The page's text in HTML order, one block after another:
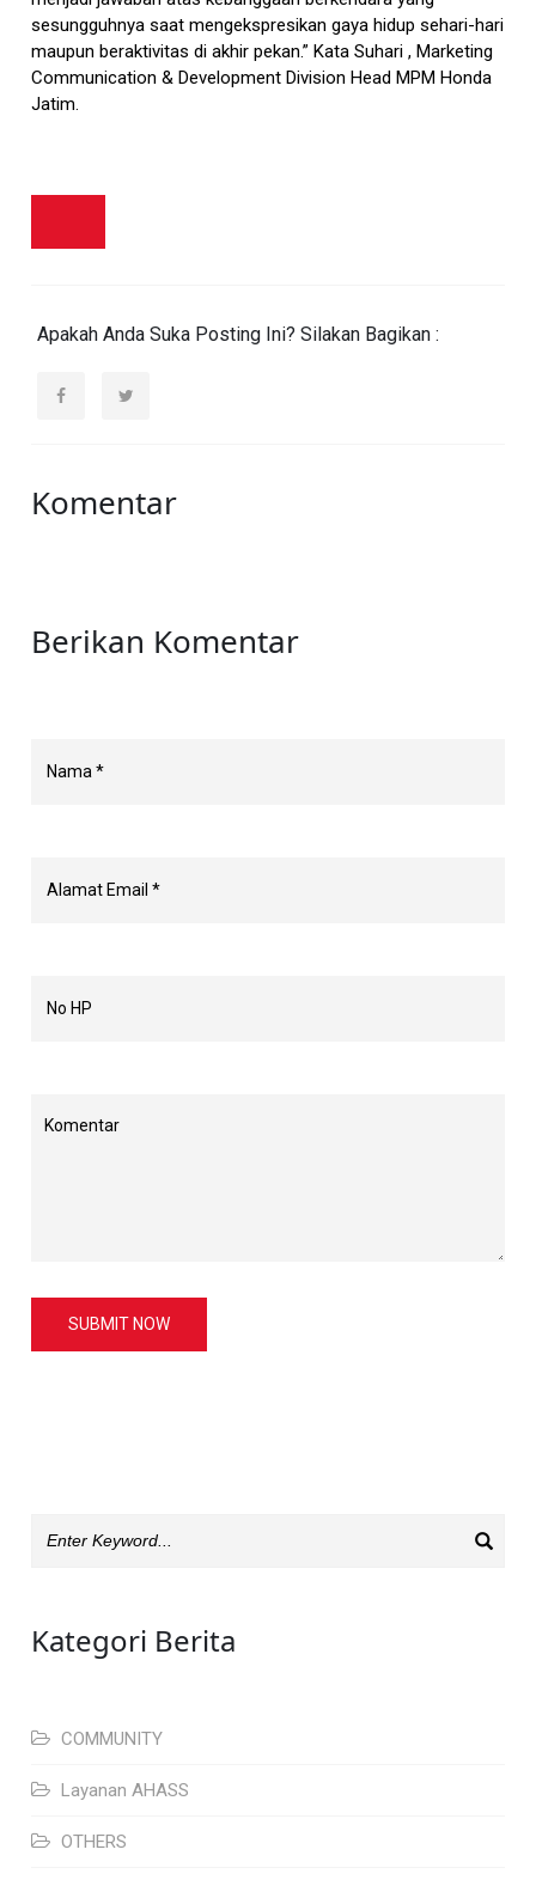
sesungguhnya saat mengekspresikan gaya hidup sehari-hari
maupun beraktivitas di akhir pekan.” Kata Suhari , Marketing
Communication & Development Division Head MPM Honda
Jatim.
Apakah Anda Suka Posting Ini? Silakan Bagikan :
Komentar
Berikan Komentar
SUBMIT NOW
Kategori Berita
COMMUNITY
Layanan AHASS
OTHERS